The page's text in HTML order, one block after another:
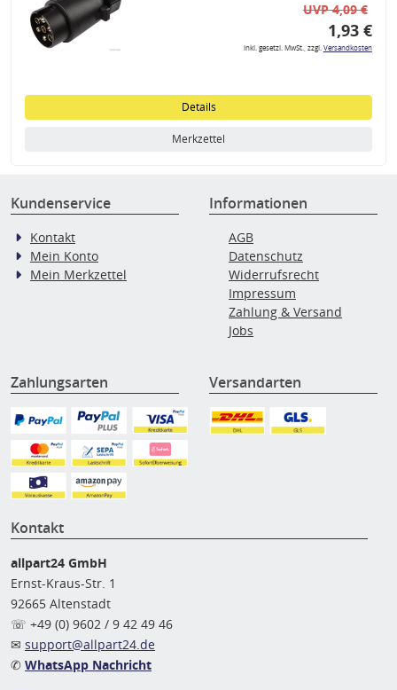
UVP 4,09 €
1,93 €
inkl. gesetzl. MwSt., zzgl.Versandkosten
Details
Merkzettel
Kundenservice
Kontakt
Mein Konto
Mein Merkzettel
Informationen
AGB
Datenschutz
Widerrufsrecht
Impressum
Zahlung & Versand
Jobs
Zahlungsarten Versandarten
Kontakt
allpart24 GmbH
Ernst-Kraus-Str. 1
92665 Altenstadt
☏ +49 (0) 9602 / 9 42 49 46
✉ support@allpart24.de
✆ WhatsApp Nachricht